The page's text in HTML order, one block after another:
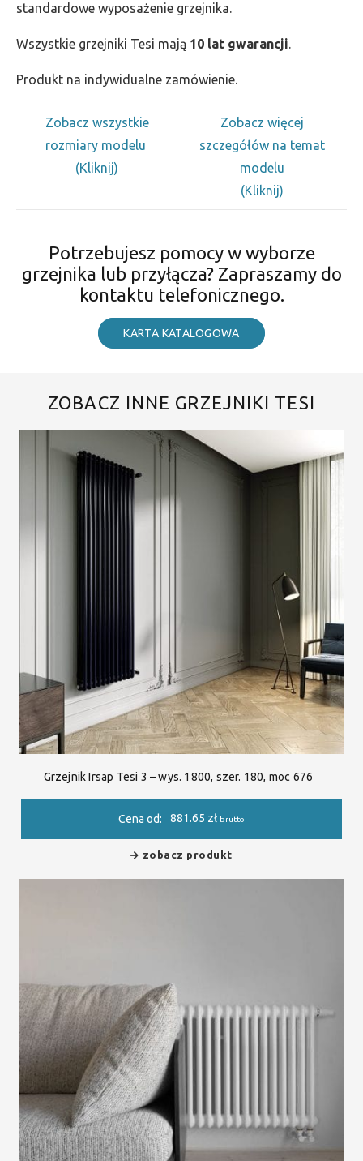
standardowe wyposażenie grzejnika.
Wszystkie grzejniki Tesi mają 10 lat gwarancji.
Produkt na indywidualne zamówienie.
Zobacz wszystkie
rozmiary modelu
(Kliknij)
Zobacz więcej
szczegółów na temat
modelu
(Kliknij)
Potrzebujesz pomocy w wyborze
grzejnika lub przyłącza? Zapraszamy do
kontaktu telefonicznego.
KARTA KATALOGOWA
ZOBACZ INNE GRZEJNIKI TESI
Grzejnik Irsap Tesi 3 – wys. 1800, szer. 180, moc 676
Cena od: 881.65 zł brutto
zobacz produkt